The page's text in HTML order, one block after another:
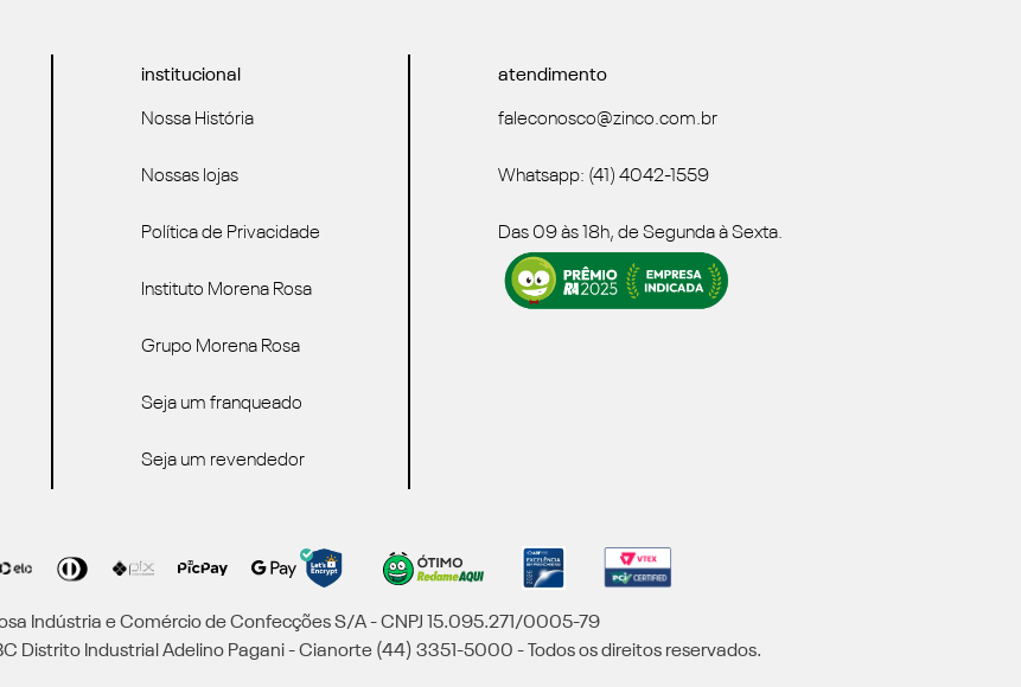
institucional
Nossa História
Nossas lojas
Política de Privacidade
Instituto Morena Rosa
Grupo Morena Rosa
Seja um franqueado
Seja um revendedor
atendimento
faleconosco@zinco.com.br
Whatsapp: (41) 4042-1559
Das 09 às 18h, de Segunda à Sexta.
Indústria e Comércio de Confecções S/A - CNPJ 15.095.271/0005-79
Distrito Industrial Adelino Pagani - Cianorte (44) 3351-5000 - Todos os direitos reservados.